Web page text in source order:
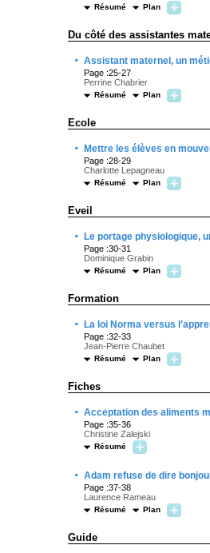
Résumé Plan
Du côté des assistantes
· Assistant maternel, un
Page :25-27
Perrine Chabrier
Résumé Plan
Ecole
· Mettre les élèves en
Page :28-29
Charlotte Lepagneau
Résumé Plan
Eveil
· Le portage physiologique,
Page :30-31
Dominique Grabin
Résumé Plan
Formation
· La loi Norma versus
Page :32-33
Jean-Pierre Chaubet
Résumé Plan
Fiches
· Acceptation des aliments
Page :35-36
Christine Zalejski
Résumé
· Adam refuse de dire
Page :37-38
Laurence Rameau
Résumé Plan
Guide